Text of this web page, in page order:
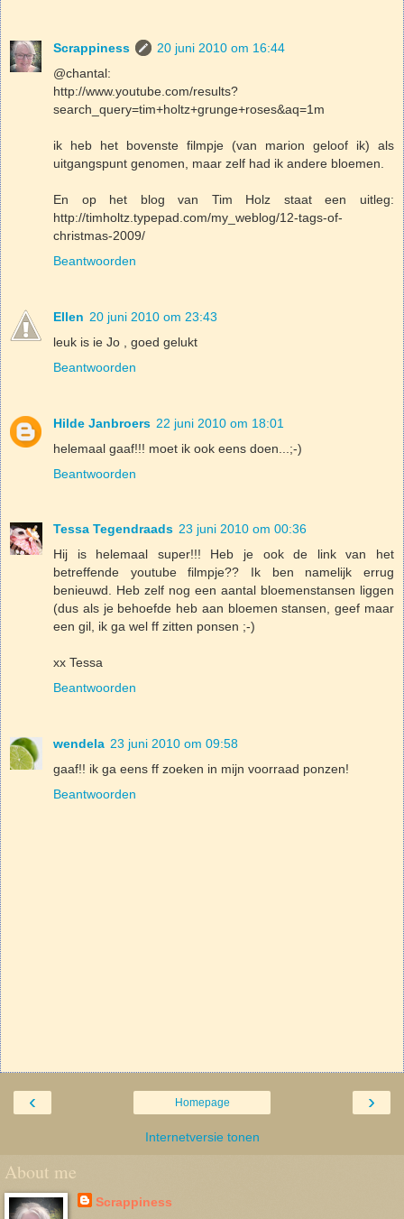
Scrappiness
20 juni 2010 om 16:44
@chantal:
http://www.youtube.com/results?
search_query=tim+holtz+grunge+roses&aq=1m
ik heb het bovenste filmpje (van marion geloof ik) als
uitgangspunt genomen, maar zelf had ik andere bloemen.
En op het blog van Tim Holz staat een uitleg:
http://timholtz.typepad.com/my_weblog/12-tags-of-
christmas-2009/
Beantwoorden
Ellen 20 juni 2010 om 23:43
leuk is ie Jo , goed gelukt
Beantwoorden
Hilde Janbroers 22 juni 2010 om 18:01
helemaal gaaf!!! moet ik ook eens doen...;-)
Beantwoorden
Tessa Tegendraads 23 juni 2010 om 00:36
Hij is helemaal super!!! Heb je ook de link van het
betreffende youtube filmpje?? Ik ben namelijk errug
benieuwd. Heb zelf nog een aantal bloemenstansen liggen
(dus als je behoefde heb aan bloemen stansen, geef maar
een gil, ik ga wel ff zitten ponsen ;-)
xx Tessa
Beantwoorden
wendela 23 juni 2010 om 09:58
gaaf!! ik ga eens ff zoeken in mijn voorraad ponzen!
Beantwoorden
‹ ›
Homepage
Internetversie tonen
About me
Scrappiness